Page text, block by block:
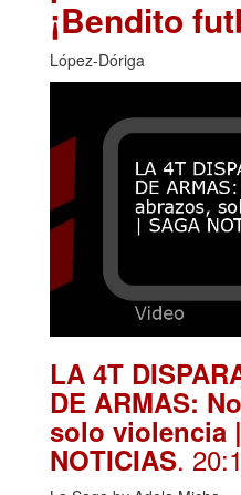
¡Bendito
López-Dóriga
LA 4T
DE ARMAS:
solo violencia
NOTICIAS.